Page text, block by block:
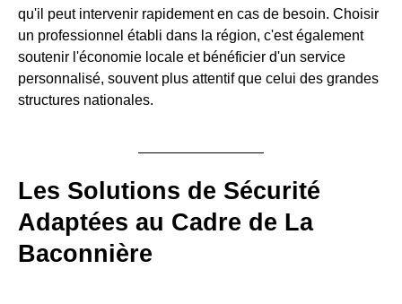
qu'il peut intervenir rapidement en cas de besoin. Choisir
un professionnel établi dans la région, c'est également
soutenir l'économie locale et bénéficier d'un service
personnalisé, souvent plus attentif que celui des grandes
structures nationales.
Les Solutions de Sécurité
Adaptées au Cadre de La
Baconnière